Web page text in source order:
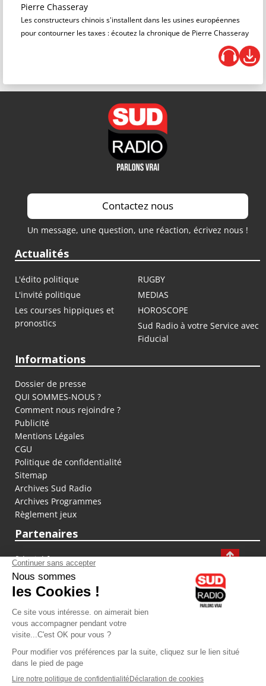
Pierre Chasseray
Les constructeurs chinois s'installent dans les usines européennes
pour contourner les taxes : écoutez la chronique de Pierre Chasseray
Contactez nous
Un message, une question, une réaction, écrivez nous !
Actualités
L'édito politique
RUGBY
L'invité politique
MEDIAS
Les courses hippiques et
pronostics
HOROSCOPE
Sud Radio à votre Service avec
Fiducial
Informations
Dossier de presse
QUI SOMMES-NOUS ?
Comment nous rejoindre ?
Publicité
Mentions Légales
CGU
Politique de confidentialité
Sitemap
Archives Sud Radio
Archives Programmes
Règlement jeux
Partenaires
fiducial.fr
lyoncapitale.fr
olympique-et-lyonnais.com
L'application Iphone / Android
Téléchargez l'application
Les cookies